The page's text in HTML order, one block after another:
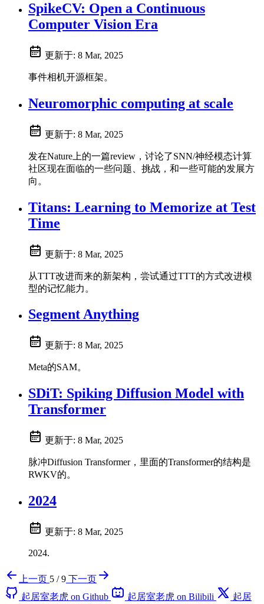
SpikeCV: Open a Continuous
Computer Vision Era
更新于: 8 Mar, 2025
事件相机开源框架。
Neuromorphic computing at scale
更新于: 8 Mar, 2025
发在Nature上的一篇review，讨论了SNN/神经模态计算
社区现在面临的一些问题、挑战，和一些可能的发展方
向。
Titans: Learning to Memorize at Test
Time
更新于: 8 Mar, 2025
从TTT改进而来的新架构，尝试通过TTT的方式改进模
型的记忆能力。
Segment Anything
更新于: 8 Mar, 2025
Meta的SAM。
SDiT: Spiking Diffusion Model with
Transformer
更新于: 8 Mar, 2025
脉冲Diffusion Transformer，里面的Transformer的结构是
RWKV的。
2024
更新于: 8 Mar, 2025
2024.
上一页 5 / 9 下一页
起居室老虎 on Github
起居室老虎 on Bilibili 起居